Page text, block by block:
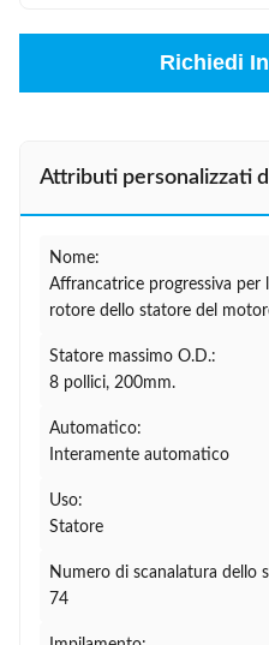
Richiedi
Attributi personalizzati
Nome:
Affrancatrice progressiva per
rotore dello statore del
Statore massimo O.D.:
8 pollici, 200mm.
Automatico:
Interamente automatico
Uso:
Statore
Numero di scanalatura dello
74